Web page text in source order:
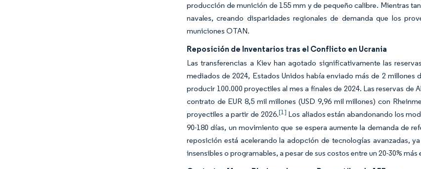
producción de munición de 155 mm y de pequeño calibre. Mientras
navales, creando disparidades regionales de demanda que los
municiones OTAN.
Reposición de Inventarios tras el Conflicto en Ucrania
Las transferencias a Kiev han agotado significativamente las
mediados de 2024, Estados Unidos había enviado más de 2
producir 100.000 proyectiles al mes a finales de 2024. Las reservas
contrato de EUR 8,5 mil millones (USD 9,96 mil millones) con
proyectiles a partir de 2026.[1] Los aliados están abandonando los
90-180 días, un movimiento que se espera aumente la demanda de
reposición está acelerando la adopción de tecnologías avanzadas,
insensibles o programables, a pesar de sus costos entre un 20-30%